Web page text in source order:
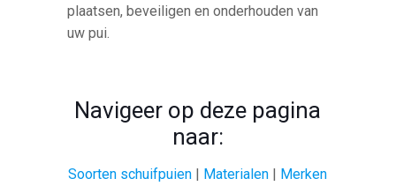
plaatsen, beveiligen en onderhouden van
uw pui.
Navigeer op deze pagina
naar:
Soorten schuifpuien | Materialen | Merken